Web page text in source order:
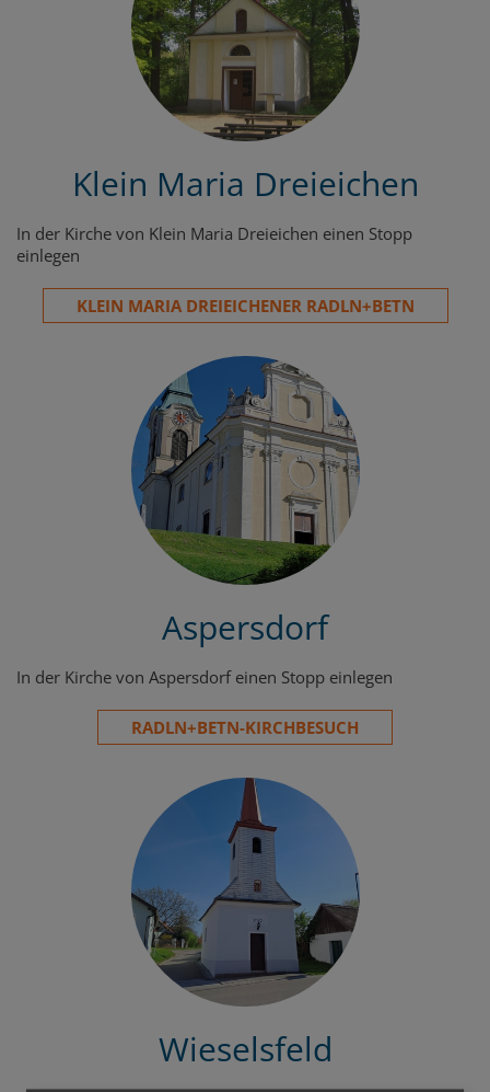
Klein Maria Dreieichen
In der Kirche von Klein Maria Dreieichen einen Stopp
einlegen
KLEIN MARIA DREIEICHENER RADLN+BETN
Aspersdorf
In der Kirche von Aspersdorf einen Stopp einlegen
RADLN+BETN-KIRCHBESUCH
Wieselsfeld